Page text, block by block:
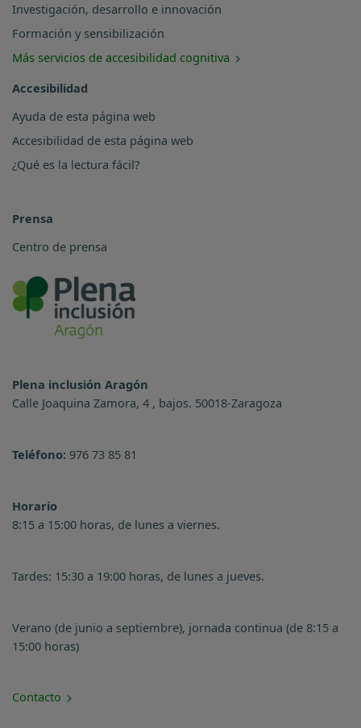
Investigación, desarrollo e innovación
Formación y sensibilización
Más servicios de accesibilidad cognitiva
Accesibilidad
Ayuda de esta página web
Accesibilidad de esta página web
¿Qué es la lectura fácil?
Prensa
Centro de prensa
Plena inclusión Aragón
Calle Joaquina Zamora, 4 , bajos. 50018-Zaragoza
Teléfono: 976 73 85 81
Horario
8:15 a 15:00 horas, de lunes a viernes.
Tardes: 15:30 a 19:00 horas, de lunes a jueves.
Verano (de junio a septiembre), jornada continua (de 8:15 a
15:00 horas)
Contacto